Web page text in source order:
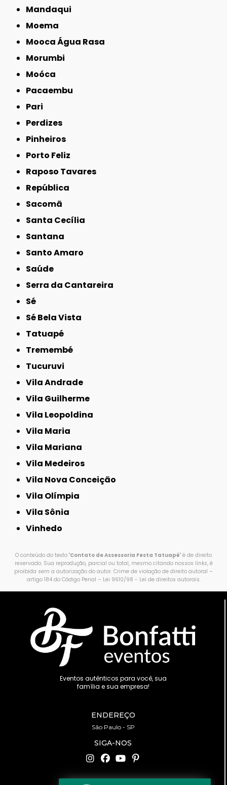
Mandaqui
Moema
Mooca Água Rasa
Morumbi
Moóca
Pacaembu
Pari
Perdizes
Pinheiros
Porto Feliz
Raposo Tavares
República
Sacomã
Santa Cecília
Santana
Santo Amaro
Saúde
Serra da Cantareira
Sé
Sé Bela Vista
Tatuapé
Tremembé
Tucuruvi
Vila Andrade
Vila Guilherme
Vila Leopoldina
Vila Maria
Vila Mariana
Vila Medeiros
Vila Nova Conceição
Vila Olímpia
Vila Sônia
Vinhedo
O conteúdo do texto "Contato de Assessoria Festa Tatuapé" é de direito
reservado. Sua reprodução, parcial ou total, mesmo citando nossos links, é
proibida sem a autorização do autor. Crime de violação de direito autoral –
artigo 184 do Código Penal – Lei 9610/98 - Lei de direitos autorais.
Eventos autênticos para você, sua
família e sua empresa!
ENDEREÇO
São Paulo - SP
SIGA-NOS